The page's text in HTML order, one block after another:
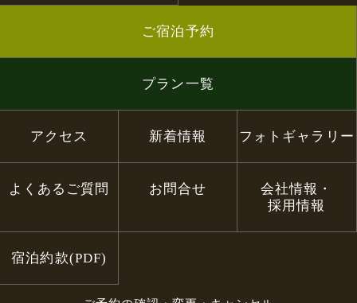
ご宿泊予約
プラン一覧
アクセス 新着情報 フォトギャラリー
よくあるご質問 お問合せ
会社情報・
採用情報
宿泊約款(PDF)